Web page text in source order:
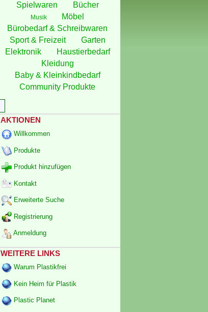
Spielwaren
Bücher
Musik
Möbel
Bürobedarf & Schreibwaren
Sport & Freizeit
Garten
Elektronik
Haustierbedarf
Kleidung
Baby & Kleinkindbedarf
Community Produkte
AKTIONEN
Willkommen
Produkte
Produkt hinzufügen
Kontakt
Erweiterte Suche
Registrierung
Anmeldung
WEITERE LINKS
Warum Plastikfrei
Kein Heim für Plastik
Plastic Planet